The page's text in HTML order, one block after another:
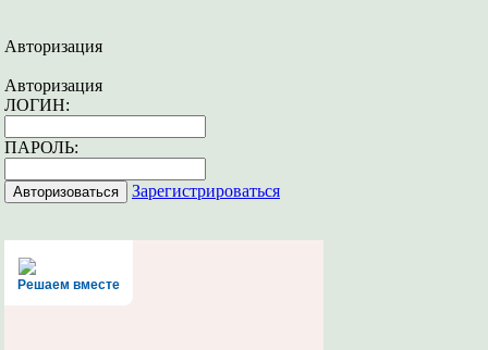
Авторизация
Авторизация
ЛОГИН:
ПАРОЛЬ:
Зарегистрироваться
Решаем вместе